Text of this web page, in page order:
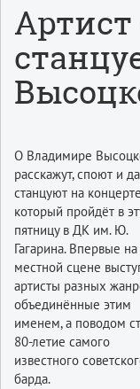
Артист
О Владимире
расскажут, споют и
станцуют на
который пройдёт в
пятницу в ДК им. Ю.
Гагарина. Впервые на
местной сцене
артисты разных
объединённые этим
именем, а поводом
80-летие самого
известного
барда.